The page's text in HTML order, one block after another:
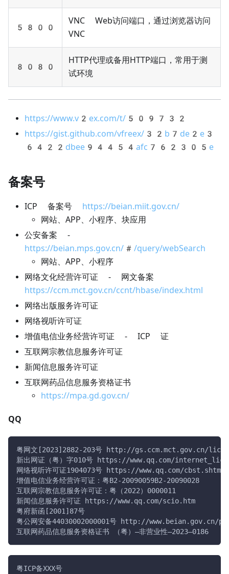
5800
VNC Web访问端口，通过浏览器访问
VNC
8080
HTTP代理或备用HTTP端口，常用于测
试环境
https://www.v2ex.com/t/509732
https://gist.github.com/vfreex/32b7de2e3
6422dbee94454afc762305e
备案号
ICP 备案号 https://beian.miit.gov.cn/
网站、APP、小程序、块应用
公安备案 -
https://beian.mps.gov.cn/#/query/webSearch
网站、APP、小程序
网络文化经营许可证 - 网文备案
https://ccm.mct.gov.cn/ccnt/hbase/index.html
网络出版服务许可证
网络视听许可证
增值电信业务经营许可证 - ICP 证
互联网宗教信息服务许可证
新闻信息服务许可证
互联网药品信息服务资格证书
https://mpa.gd.gov.cn/
QQ
粤网文[2023]2882-203号 http://gs.ccm.mct.gov.cn/lic/
新出网证（粤）字010号 https://www.qq.com/
网络视听许可证1904073号 https://www.qq.com/cbst.shtml
增值电信业务经营许可证：粤B2-20090059B2-20090028
互联网宗教信息服务许可证：粤（2022）0000011
新闻信息服务许可证 https://www.qq.com/scio.htm
粤府新函[2001]87号
粤公网安备44030002000001号 http://www.beian.gov.cn/
互联网药品信息服务资格证书 （粤）—非营业性—2023—0186
粤ICP备XXX号